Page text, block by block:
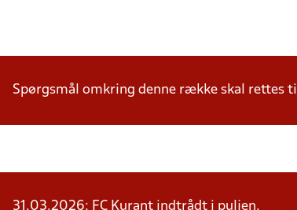
Spørgsmål omkring denne række skal rettes
31.03.2026: FC Kurant indtrådt i puljen.